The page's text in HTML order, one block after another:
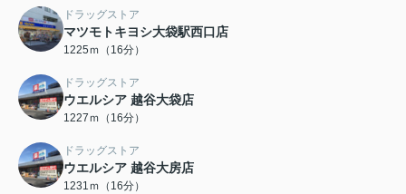
ドラッグストア
マツモトキヨシ大袋駅西口店
1225ｍ（16分）
ドラッグストア
ウエルシア 越谷大袋店
1227ｍ（16分）
ドラッグストア
ウエルシア 越谷大房店
1231ｍ（16分）